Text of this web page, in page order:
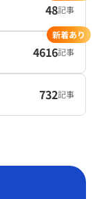
48記事
4616記事
新着あり
732記事